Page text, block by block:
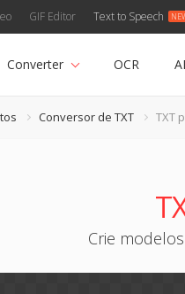
GIF Editor Text to Speech
Converter OCR
Conversor de TXT TXT
Crie